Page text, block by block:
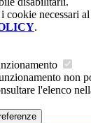
cookie necessari
.
non
l'elenco